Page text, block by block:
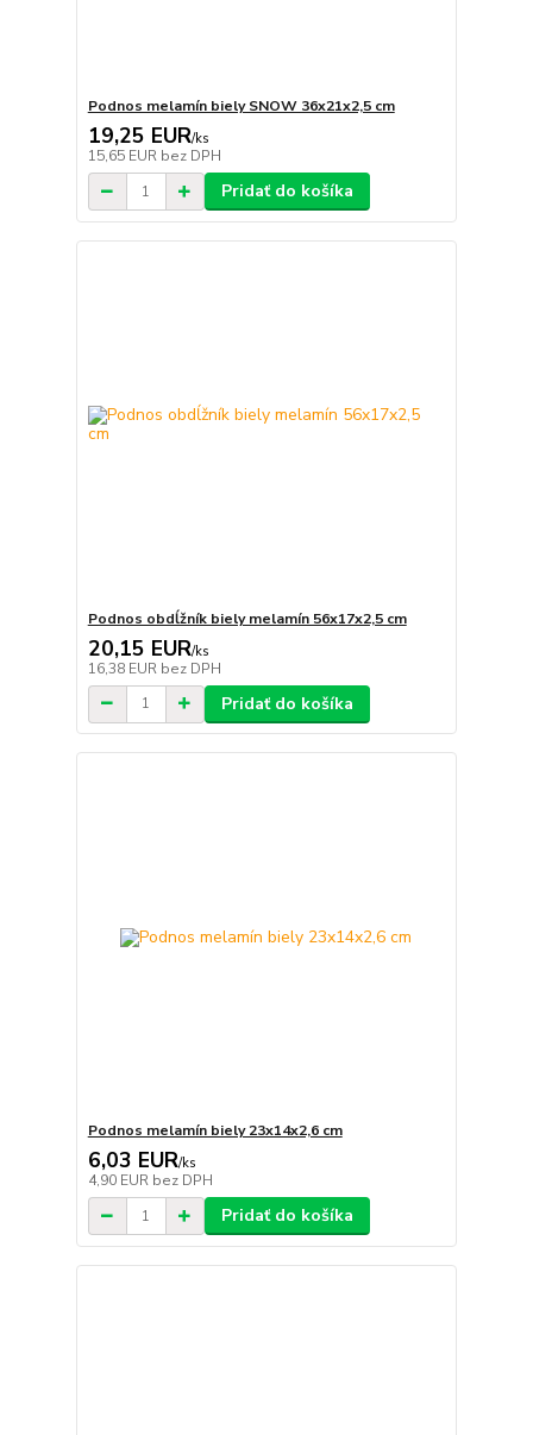
Podnos melamín biely SNOW 36x21x2,5 cm
19,25 EUR/ks
15,65 EUR bez DPH
Pridať do košíka
Podnos obdĺžník biely melamín 56x17x2,5 cm
20,15 EUR/ks
16,38 EUR bez DPH
Pridať do košíka
Podnos melamín biely 23x14x2,6 cm
6,03 EUR/ks
4,90 EUR bez DPH
Pridať do košíka